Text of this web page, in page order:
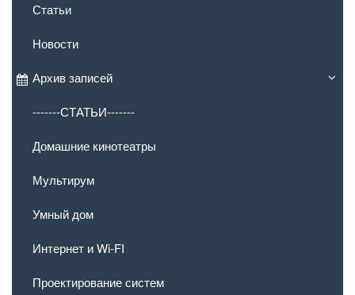
Статьи
Новости
Архив записей
-------СТАТЬИ-------
Домашние кинотеатры
Мультирум
Умный дом
Интернет и Wi-FI
Проектирование систем